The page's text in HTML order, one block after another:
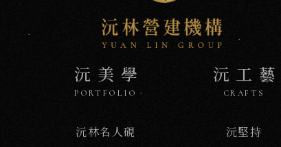
沅美學
PORTFOLIO
沅林名人硯
沅工藝
CRAFTS
沅堅持